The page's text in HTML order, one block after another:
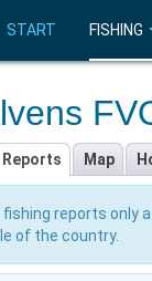
START FISHING
Reports Map
reports only
of the country.